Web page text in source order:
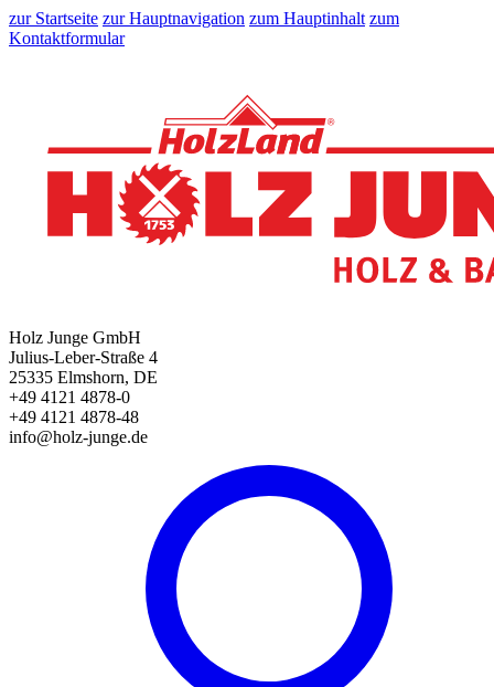
zur Startseite zur Hauptnavigation zum Hauptinhalt zum
Kontaktformular
Holz Junge GmbH
Julius-Leber-Straße 4
25335 Elmshorn, DE
+49 4121 4878-0
+49 4121 4878-48
info@holz-junge.de